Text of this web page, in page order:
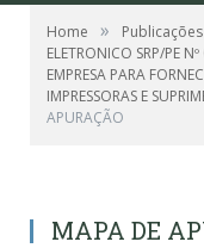
Home »
ELETRONICO SRP/PE
EMPRESA PARA
IMPRESSORAS E
APURAÇÃO
MAPA DE